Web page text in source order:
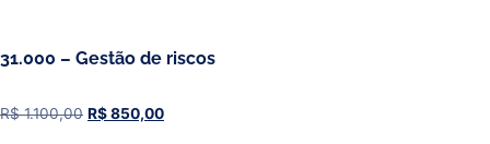
31.000 – Gestão de riscos
R$1.100,00 R$850,00